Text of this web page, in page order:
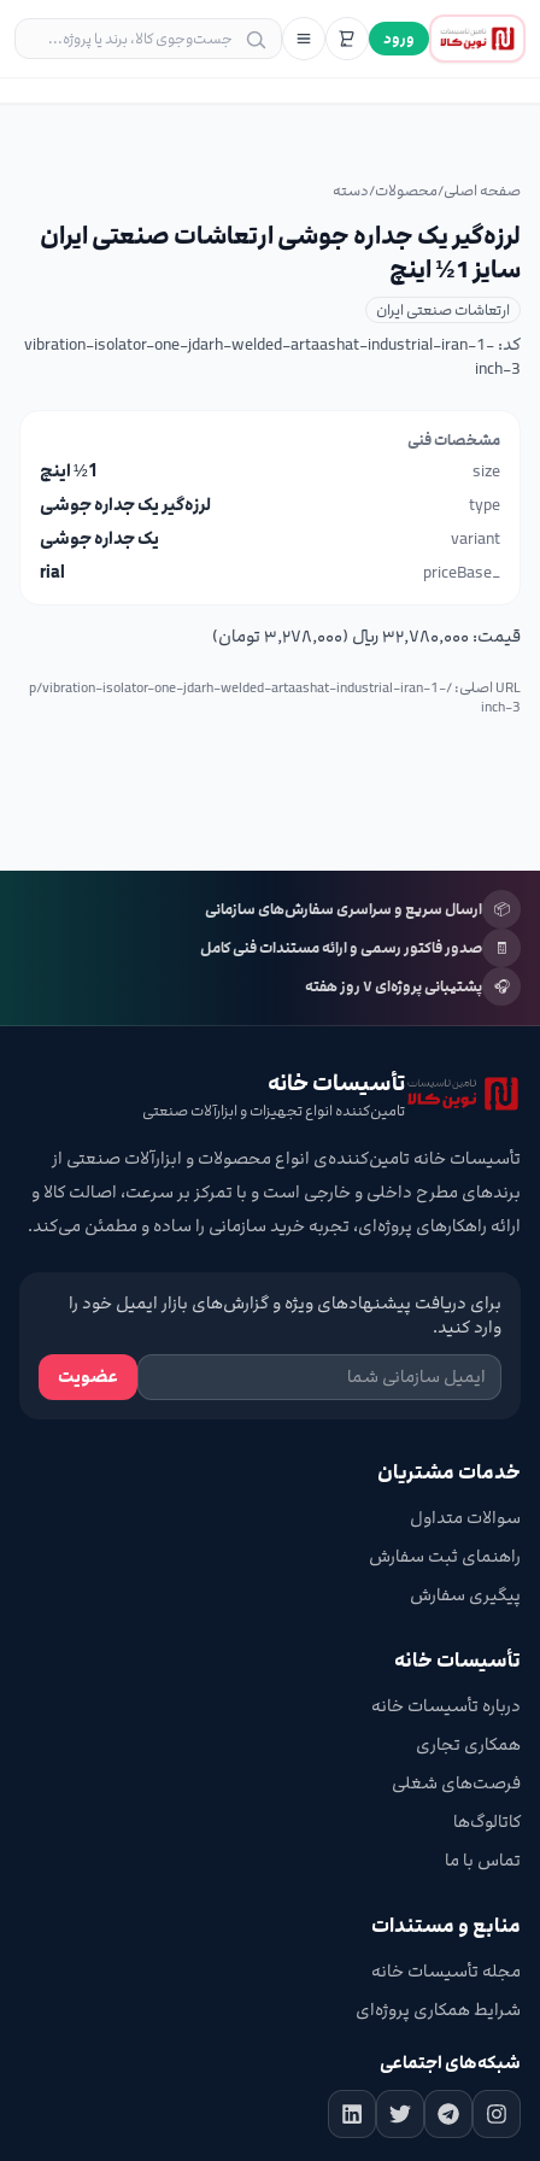
ورود
صفحه اصلی/محصولات/دسته
لرزه‌گیر یک جداره جوشی ارتعاشات صنعتی ایران
سایز 1½ اینچ
ارتعاشات صنعتی ایران
کد:vibration-isolator-one-jdarh-welded-artaashat-industrial-iran-1-
inch-3
مشخصات فنی
size
1½ اینچ
type
لرزه‌گیر یک جداره جوشی
variant
یک جداره جوشی
_priceBase
rial
قیمت: ۳۲٬۷۸۰٬۰۰۰ ریال (۳٬۲۷۸٬۰۰۰ تومان)
URL اصلی: /p/
vibration-isolator-one-jdarh-welded-artaashat-industrial-iran-1-
inch-3
📦 ارسال سریع و سراسری سفارش‌های سازمانی
🧾
صدور فاکتور رسمی و ارائه مستندات فنی کامل
🎧 پشتیبانی پروژه‌ای ۷ روز هفته
تأسیسات خانه
تامین‌کننده انواع تجهیزات و ابزارآلات صنعتی
تأسیسات خانه تامین‌کننده‌ی انواع محصولات و ابزارآلات صنعتی از
برندهای مطرح داخلی و خارجی است و با تمرکز بر سرعت، اصالت کالا و
ارائه راهکارهای پروژه‌ای، تجربه خرید سازمانی را ساده و مطمئن می‌کند.
برای دریافت پیشنهادهای ویژه و گزارش‌های بازار ایمیل خود را
وارد کنید.
عضویت
خدمات مشتریان
سوالات متداول
راهنمای ثبت سفارش
پیگیری سفارش
تأسیسات خانه
درباره تأسیسات خانه
همکاری تجاری
فرصت‌های شغلی
کاتالوگ‌ها
تماس با ما
منابع و مستندات
مجله تأسیسات خانه
شرایط همکاری پروژه‌ای
شبکه‌های اجتماعی